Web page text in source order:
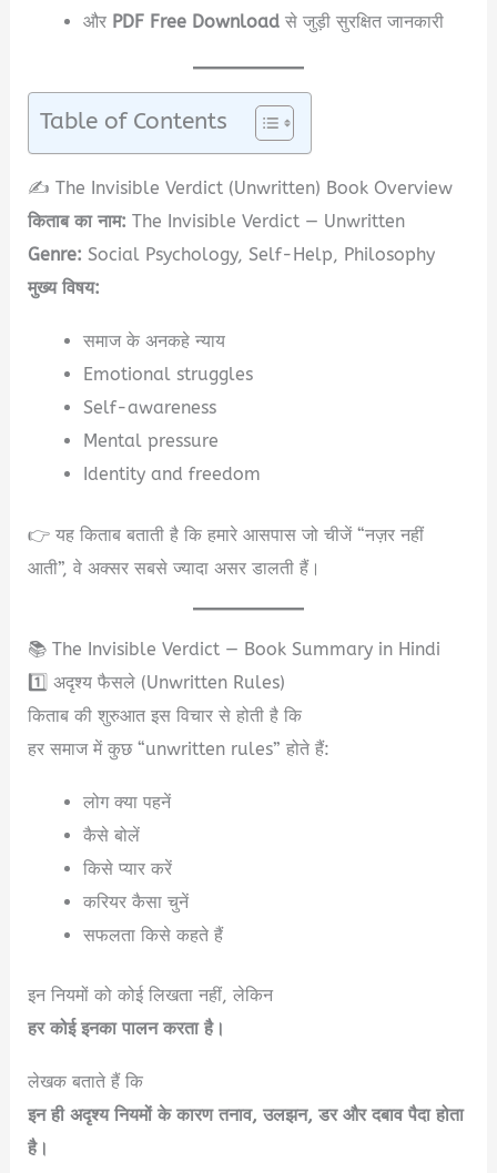
और PDF Free Downloadसे जुड़ी सुरक्षित जानकारी
Table of Contents
✍️ The Invisible Verdict (Unwritten) Book Overview
किताब का नाम: The Invisible Verdict — Unwritten
Genre: Social Psychology, Self-Help, Philosophy
मुख्य विषय:
समाज के अनकहे न्याय
Emotional struggles
Self-awareness
Mental pressure
Identity and freedom
👉 यह किताब बताती है कि हमारे आसपास जो चीजें “नज़र नहीं
आती”, वे अक्सर सबसे ज्यादा असर डालती हैं।
📚 The Invisible Verdict — Book Summary in Hindi
1️⃣ अदृश्य फैसले (Unwritten Rules)
किताब की शुरुआत इस विचार से होती है कि
हर समाज में कुछ “unwritten rules” होते हैं:
लोग क्या पहनें
कैसे बोलें
किसे प्यार करें
करियर कैसा चुनें
सफलता किसे कहते हैं
इन नियमों को कोई लिखता नहीं, लेकिन
हर कोई इनका पालन करता है।
लेखक बताते हैं कि
इन ही अदृश्य नियमों के कारण तनाव, उलझन, डर और दबाव पैदा होता
है।